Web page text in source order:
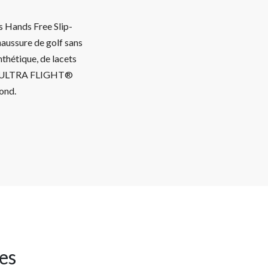
Hands Free Slip-
de golf sans
de lacets
ULTRA FLIGHT®